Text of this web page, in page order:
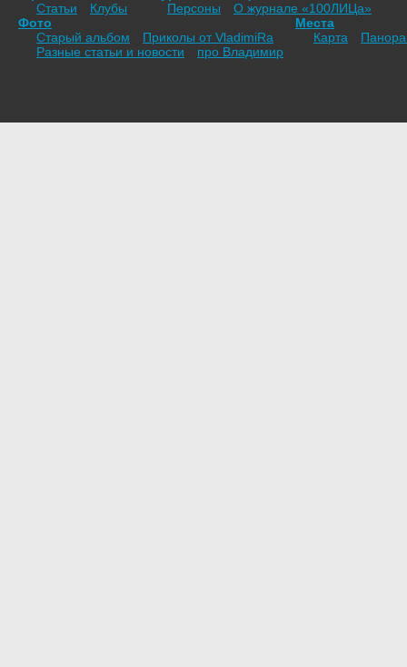
Статьи
Клубы
Персоны
О журнале «100ЛИЦа»
Фото
Старый альбом
Приколы от VladimiRа
Места
Карта
Разные статьи и новости
про Владимир